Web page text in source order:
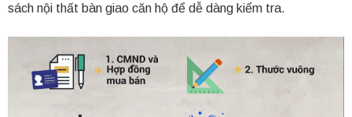
sách nội thất bàn giao căn hộ để dễ dàng kiểm tra.